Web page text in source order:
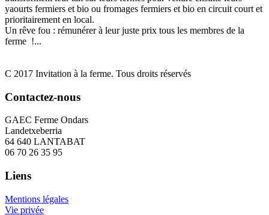
yaourts fermiers et bio ou fromages fermiers et bio en circuit court et
prioritairement en local.
Un rêve fou : rémunérer à leur juste prix tous les membres de la
ferme !...
C 2017 Invitation à la ferme. Tous droits réservés
Contactez-nous
GAEC Ferme Ondars
Landetxeberria
64 640 LANTABAT
06 70 26 35 95
Liens
Mentions légales
Vie privée